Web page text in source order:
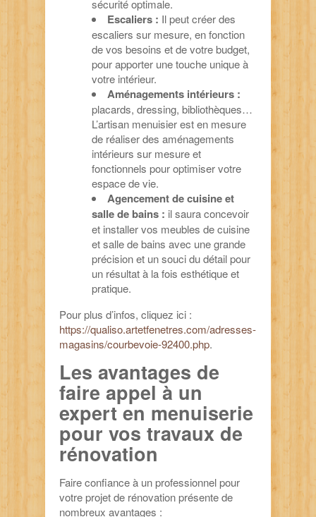
sécurité optimale.
Escaliers : Il peut créer des
escaliers sur mesure, en fonction
de vos besoins et de votre budget,
pour apporter une touche unique à
votre intérieur.
Aménagements intérieurs :
placards, dressing, bibliothèques…
L’artisan menuisier est en mesure
de réaliser des aménagements
intérieurs sur mesure et
fonctionnels pour optimiser votre
espace de vie.
Agencement de cuisine et
salle de bains : il saura concevoir
et installer vos meubles de cuisine
et salle de bains avec une grande
précision et un souci du détail pour
un résultat à la fois esthétique et
pratique.
Pour plus d’infos, cliquez ici :
https://qualiso.artetfenetres.com/adresses-
magasins/courbevoie-92400.php.
Les avantages de
faire appel à un
expert en menuiserie
pour vos travaux de
rénovation
Faire confiance à un professionnel pour
votre projet de rénovation présente de
nombreux avantages :